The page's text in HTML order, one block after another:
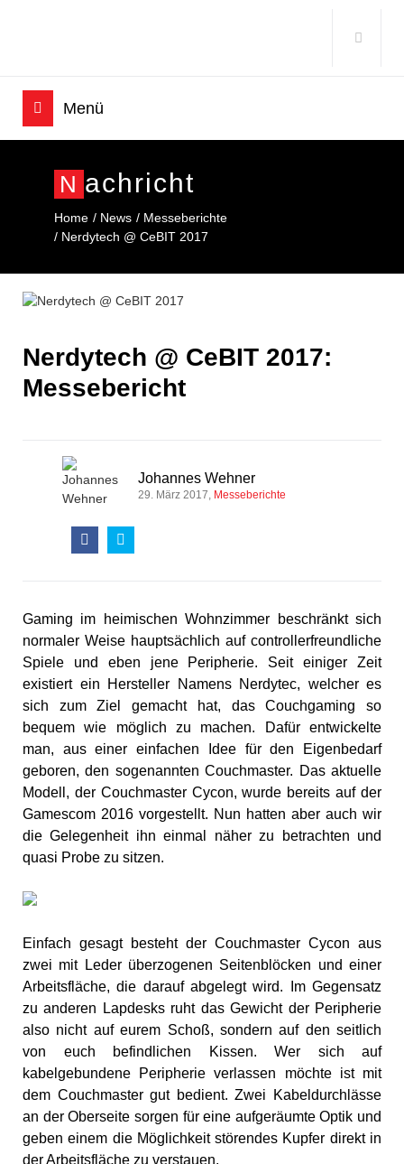
N Achricht
Home News
Messeberichte
Nerdytech @ CeBIT 2017
Nerdytech @ CeBIT 2017:
Messebericht
Johannes Wehner
29. März 2017 Messeberichte
Gaming im heimischen Wohnzimmer beschränkt sich
normaler Weise hauptsächlich auf controllerfreundliche
Spiele und eben jene Peripherie. Seit einiger Zeit
existiert ein Hersteller Namens Nerdytec, welcher es
sich zum Ziel gemacht hat, das Couchgaming so
bequem wie möglich zu machen. Dafür entwickelte
man, aus einer einfachen Idee für den Eigenbedarf
geboren, den sogenannten Couchmaster. Das aktuelle
Modell, der Couchmaster Cycon, wurde bereits auf der
Gamescom 2016 vorgestellt. Nun hatten aber auch wir
die Gelegenheit ihn einmal näher zu betrachten und
quasi Probe zu sitzen.
Einfach gesagt besteht der Couchmaster Cycon aus
zwei mit Leder überzogenen Seitenblöcken und einer
Arbeitsfläche, die darauf abgelegt wird. Im Gegensatz
zu anderen Lapdesks ruht das Gewicht der Peripherie
also nicht auf eurem Schoß, sondern auf den seitlich
von euch befindlichen Kissen. Wer sich auf
kabelgebundene Peripherie verlassen möchte ist mit
dem Couchmaster gut bedient. Zwei Kabeldurchlässe
an der Oberseite sorgen für eine aufgeräumte Optik und
geben einem die Möglichkeit störendes Kupfer direkt in
der Arbeitsfläche zu verstauen.